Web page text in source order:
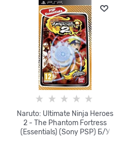
Naruto: Ultimate Ninja Heroes
2 - The Phantom Fortress
(Essentials) (Sony PSP) Б/У